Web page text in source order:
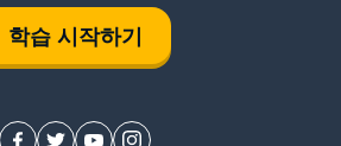
학습 시작하기